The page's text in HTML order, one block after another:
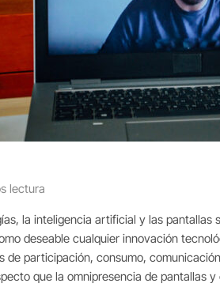
lectura
la inteligencia artificial y las
deseable cualquier innovación
participación, consumo,
que la omnipresencia de